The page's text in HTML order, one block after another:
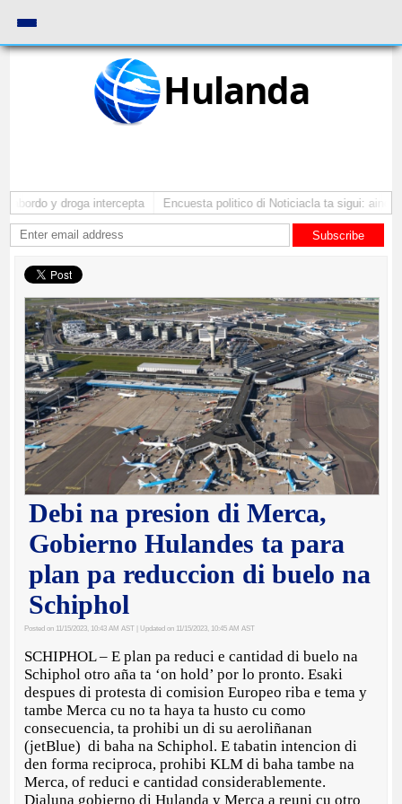
Hulanda
y droga intercepta Encuesta politico di Noticiacla ta sigui: ainda
Subscribe
Debi na presion di Merca,
Gobierno Hulandes ta para
plan pa reduccion di buelo na
Schiphol
Posted on 11/15/2023, 10:43 AM AST | Updated on 11/15/2023, 10:45 AM AST
SCHIPHOL – E plan pa reduci e cantidad di buelo na
Schiphol otro aña ta ‘on hold’ por lo pronto. Esaki
despues di protesta di comision Europeo riba e tema y
tambe Merca cu no ta haya ta husto cu como
consecuencia, ta prohibi un di su aeroliñanan
(jetBlue) di baha na Schiphol. E tabatin intencion di
den forma reciproca, prohibi KLM di baha tambe na
Merca, of reduci e cantidad considerablemente.
Dialuna gobierno di Hulanda y Merca a reuni cu otro